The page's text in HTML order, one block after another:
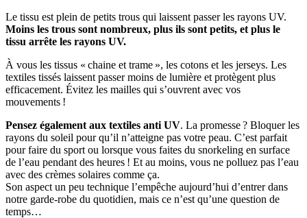
Le tissu est plein de petits trous qui laissent passer les rayons UV.
Moins les trous sont nombreux, plus ils sont petits, et plus le
tissu arrête les rayons UV.
À vous les tissus « chaine et trame », les cotons et les jerseys. Les
textiles tissés laissent passer moins de lumière et protègent plus
efficacement. Évitez les mailles qui s’ouvrent avec vos
mouvements !
Pensez également aux textiles anti UV. La promesse ? Bloquer les
rayons du soleil pour qu’il n’atteigne pas votre peau. C’est parfait
pour faire du sport ou lorsque vous faites du snorkeling en surface
de l’eau pendant des heures ! Et au moins, vous ne polluez pas l’eau
avec des crèmes solaires comme ça.
Son aspect un peu technique l’empêche aujourd’hui d’entrer dans
notre garde-robe du quotidien, mais ce n’est qu’une question de
temps…